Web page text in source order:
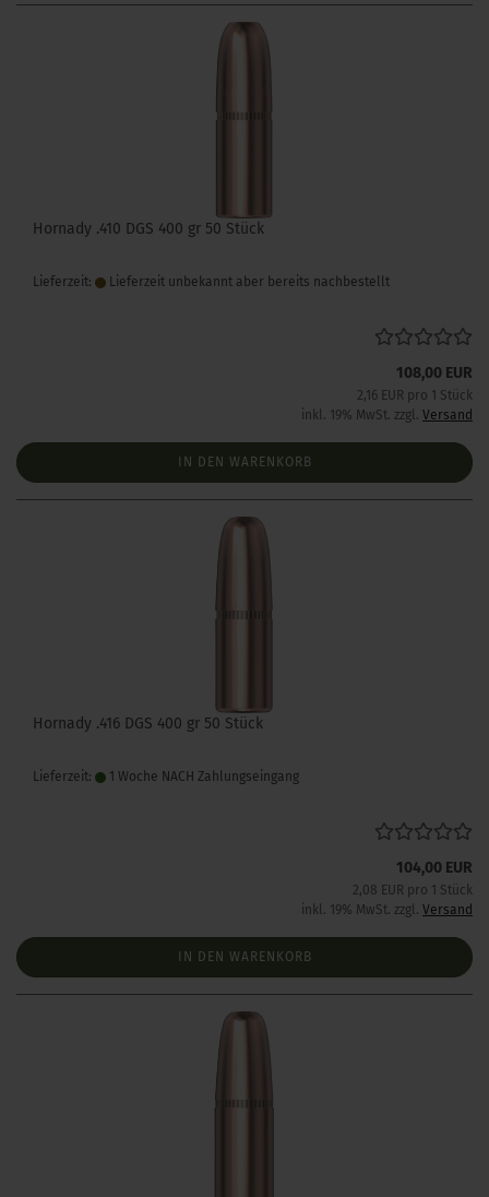
Hornady .410 DGS 400 gr 50 Stück
Lieferzeit: Lieferzeit unbekannt aber bereits nachbestellt
108,00 EUR
2,16 EUR pro 1 Stück
inkl. 19% MwSt. zzgl. Versand
IN DEN WARENKORB
Hornady .416 DGS 400 gr 50 Stück
Lieferzeit: 1 Woche NACH Zahlungseingang
104,00 EUR
2,08 EUR pro 1 Stück
inkl. 19% MwSt. zzgl. Versand
IN DEN WARENKORB